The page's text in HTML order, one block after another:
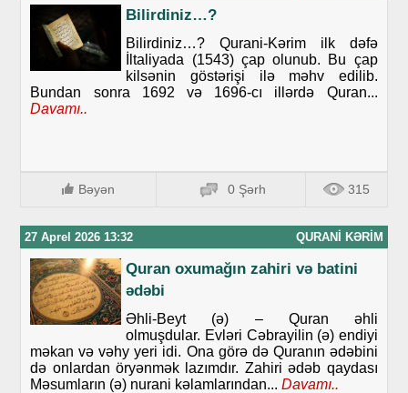
Bilirdiniz…?
Bilirdiniz…? Qurani-Kərim ilk dəfə
İltaliyada (1543) çap olunub. Bu çap
kilsənin göstərişi ilə məhv edilib.
Bundan sonra 1692 və 1696-cı illərdə Quran...
Davamı..
Bəyən 0 Şərh 315
27 Aprel 2026 13:32 QURANI KƏRIM
Quran oxumağın zahiri və batini
ədəbi
Əhli-Beyt (ə) – Quran əhli
olmuşdular. Evləri Cəbrayilin (ə) endiyi
məkan və vəhy yeri idi. Ona görə də Quranın ədəbini
də onlardan öryənmək lazımdır. Zahiri ədəb qaydası
Məsumların (ə) nurani kəlamlarından... Davamı..